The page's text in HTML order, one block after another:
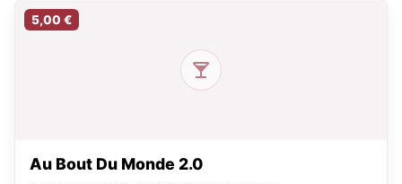
5,00 €
Au Bout Du Monde 2.0